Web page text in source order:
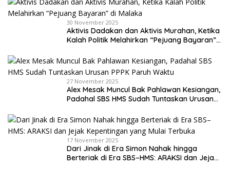
30 November 2025
Aktivis Dadakan dan Aktivis Murahan, Ketika
Kalah Politik Melahirkan “Pejuang Bayaran”
27 November 2025
Alex Mesak Muncul Bak Pahlawan Kesiangan,
Padahal SBS HMS Sudah Tuntaskan Urusan
17 November 2025
Dari Jinak di Era Simon Nahak hingga
Berteriak di Era SBS–HMS: ARAKSI dan Jejak